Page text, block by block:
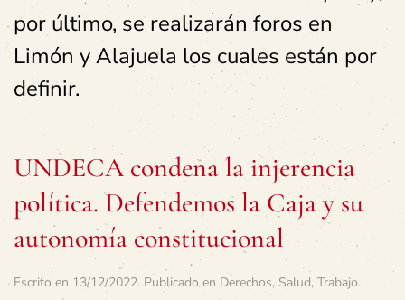
por último, se realizarán foros en
Limón y Alajuela los cuales están por
definir.
UNDECA condena la injerencia
política. Defendemos la Caja y su
autonomía constitucional
Escrito en 13/12/2022. Publicado en Derechos, Salud, Trabajo.